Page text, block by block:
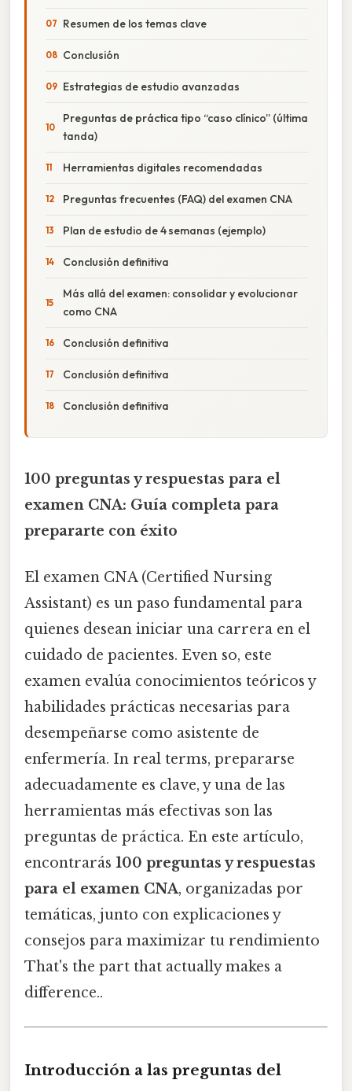
Resumen de los temas clave
Conclusión
Estrategias de estudio avanzadas
Preguntas de práctica tipo “caso clínico” (última
tanda)
Herramientas digitales recomendadas
Preguntas frecuentes (FAQ) del examen CNA
Plan de estudio de 4 semanas (ejemplo)
Conclusión definitiva
Más allá del examen: consolidar y evolucionar
como CNA
Conclusión definitiva
Conclusión definitiva
Conclusión definitiva
100 preguntas y respuestas para el
examen CNA: Guía completa para
prepararte con éxito
El examen CNA (Certified Nursing
Assistant) es un paso fundamental para
quienes desean iniciar una carrera en el
cuidado de pacientes. Even so, este
examen evalúa conocimientos teóricos y
habilidades prácticas necesarias para
desempeñarse como asistente de
enfermería. In real terms, prepararse
adecuadamente es clave, y una de las
herramientas más efectivas son las
preguntas de práctica. En este artículo,
encontrarás 100 preguntas y respuestas
para el examen CNA, organizadas por
temáticas, junto con explicaciones y
consejos para maximizar tu rendimiento
That's the part that actually makes a
difference..
Introducción a las preguntas del